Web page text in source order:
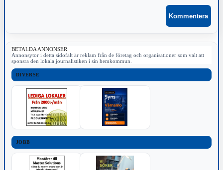
BETALDA ANNONSER
Annonsytor i detta sidofält är reklam från de företag och organisationer som valt att
sponsra den lokala journalistiken i sin hemkommun.
DIVERSE
JOBB